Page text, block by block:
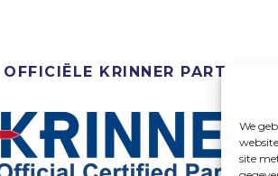
We
site
OFFICIËLE KRINNER PARTNER